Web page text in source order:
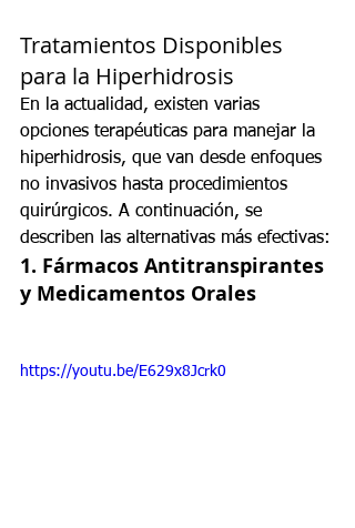
Tratamientos Disponibles
para la Hiperhidrosis
En la actualidad, existen varias
opciones terapéuticas para manejar la
hiperhidrosis, que van desde enfoques
no invasivos hasta procedimientos
quirúrgicos. A continuación, se
describen las alternativas más efectivas:
1. Fármacos Antitranspirantes
y Medicamentos Orales
https://youtu.be/E629x8Jcrk0